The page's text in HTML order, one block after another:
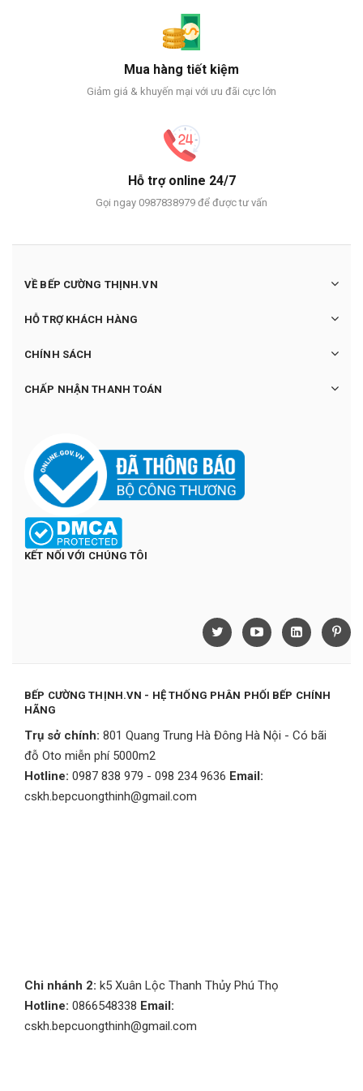
Mua hàng tiết kiệm
Giảm giá & khuyến mại với ưu đãi cực lớn
Hỗ trợ online 24/7
Gọi ngay 0987838979 để được tư vấn
VỀ BẾP CƯỜNG THỊNH.VN
HỖ TRỢ KHÁCH HÀNG
CHÍNH SÁCH
CHẤP NHẬN THANH TOÁN
KẾT NỐI VỚI CHÚNG TÔI
BẾP CƯỜNG THỊNH.VN - HỆ THỐNG PHÂN PHỐI BẾP CHÍNH
HÃNG
Trụ sở chính: 801 Quang Trung Hà Đông Hà Nội - Có bãi
đỗ Oto miễn phí 5000m2
Hotline: 0987 838 979 - 098 234 9636 Email:
cskh.bepcuongthinh@gmail.com
Chi nhánh 2: k5 Xuân Lộc Thanh Thủy Phú Thọ
Hotline: 0866548338 Email:
cskh.bepcuongthinh@gmail.com